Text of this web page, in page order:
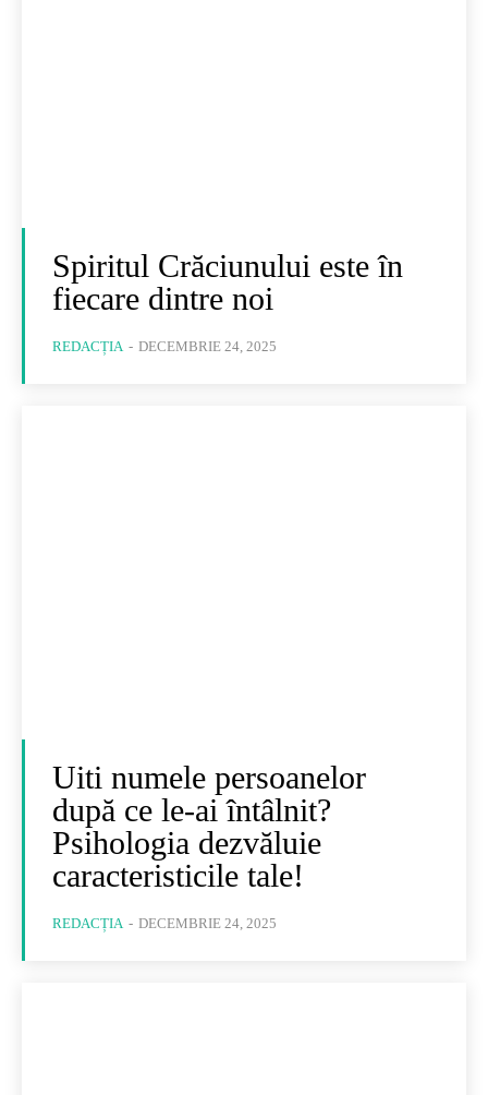
Spiritul Crăciunului este în
fiecare dintre noi
REDACȚIA - DECEMBRIE 24, 2025
Uiti numele persoanelor
după ce le-ai întâlnit?
Psihologia dezvăluie
caracteristicile tale!
REDACȚIA - DECEMBRIE 24, 2025